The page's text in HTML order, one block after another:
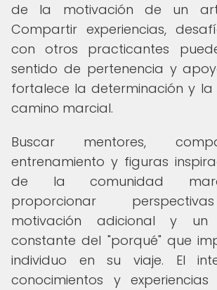
de la motivación de un
Compartir experiencias,
con otros practicantes
sentido de pertenencia y
fortalece la determinación y
camino marcial.
Buscar mentores,
entrenamiento y figuras
de la comunidad
proporcionar
motivación adicional y un
constante del "porqué" que
individuo en su viaje. El
conocimientos y